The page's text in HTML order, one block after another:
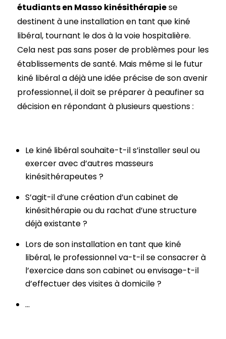
étudiants en Masso kinésithérapiese
destinent à une installation en tant que kiné
libéral, tournant le dos à la voie hospitalière.
Cela nest pas sans poser de problèmes pour les
établissements de santé. Mais même si le futur
kiné libéral a déjà une idée précise de son avenir
professionnel, il doit se préparer à peaufiner sa
décision en répondant à plusieurs questions :
Le kiné libéral souhaite-t-il s’installer seul ou
exercer avec d’autres masseurs
kinésithérapeutes ?
S’agit-il d’une création d’un cabinet de
kinésithérapie ou du rachat d’une structure
déjà existante ?
Lors de son installation en tant que kiné
libéral, le professionnel va-t-il se consacrer à
l’exercice dans son cabinet ou envisage-t-il
d’effectuer des visites à domicile ?
…